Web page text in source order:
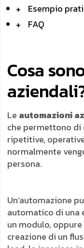
Esempio
FAQ
Cosa
Le automazioni
che permettono
ripetitive,
normalmente
persona.
Un’automazione
automatico di una
un modulo,
creazione di un